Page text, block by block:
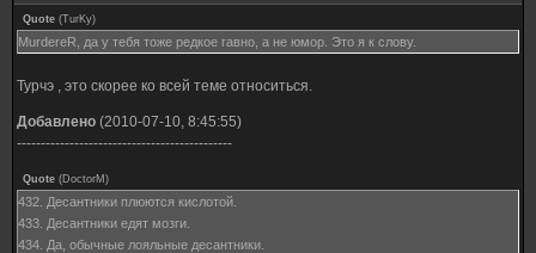
Quote (TurKy)
MurdereR, да у тебя тоже редкое гавно, а не юмор. Это я к слову.
Турчэ , это скорее ко всей теме относиться.
Добавлено (2010-07-10, 8:45:55)
---------------------------------------------
Quote (DoctorM )
432. Десантники плюются кислотой.
433. Десантники едят мозги.
434. Да, обычные лояльные десантники.